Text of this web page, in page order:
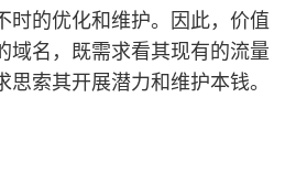
时的优化和维护。因此，价值
域名，既需求看其现有的流量
思索其开展潜力和维护本钱。